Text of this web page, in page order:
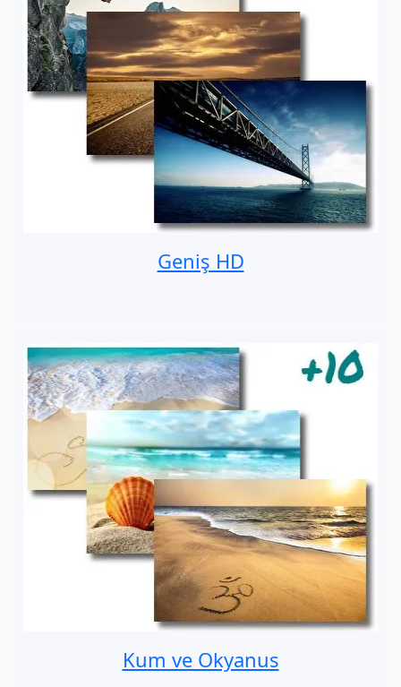
Geniş HD
Kum ve Okyanus